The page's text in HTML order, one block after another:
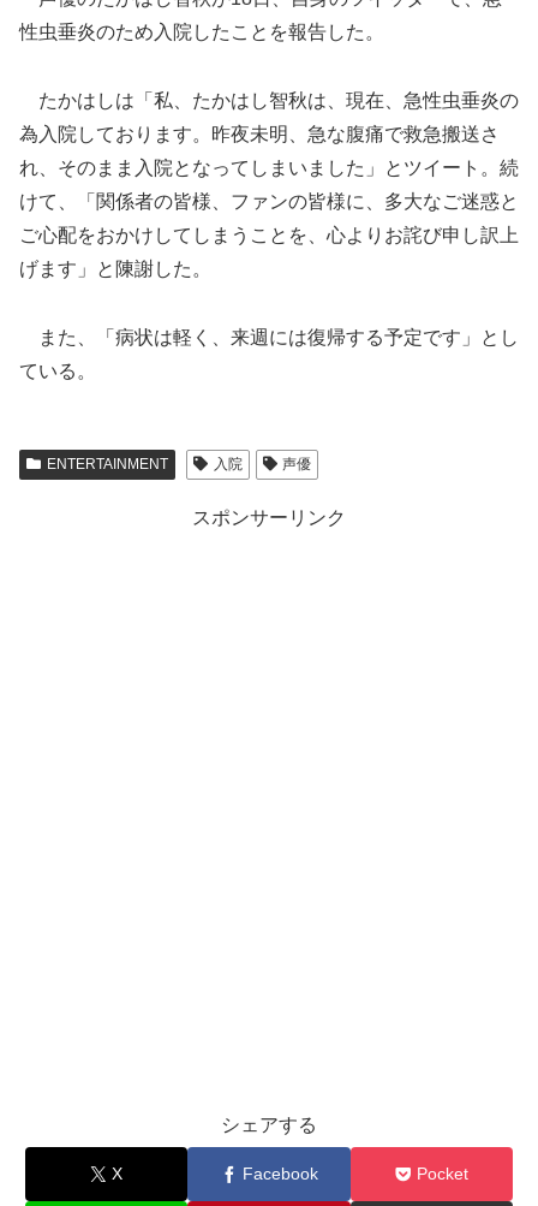
性虫垂炎のため入院したことを報告した。
たかはしは 「私、たかはし智秋は、現在、急性虫垂炎の
為入院しております。昨夜未明、急な腹痛で救急搬送さ
れ、そのまま入院となってしまいました」とツイート。続
けて、「関係者の皆様、ファンの皆様に、多大なご迷惑と
ご心配をおかけしてしまうことを、心よりお詫び申し訳上
げます」と陳謝した。
また、「病状は軽く、来週には復帰する予定です」とし
ている。
ENTERTAINMENT 入院 声優
スポンサーリンク
シェアする
X Facebook Pocket